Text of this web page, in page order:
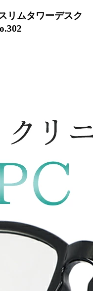
リムタワーデスク